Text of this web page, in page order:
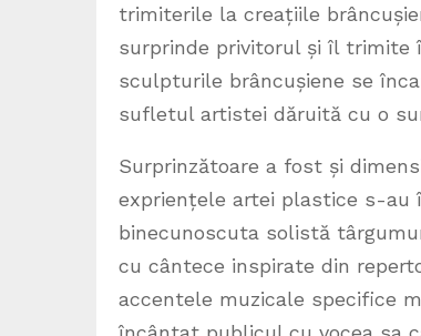
trimiterile la creațiile
surprinde privitorul și îl trimite
sculpturile brâncușiene se
sufletul artistei dăruită cu o
Surprinzătoare a fost și
expriențele artei plastice s-au
binecunoscuta solistă
cu cântece inspirate din
accentele muzicale specifice